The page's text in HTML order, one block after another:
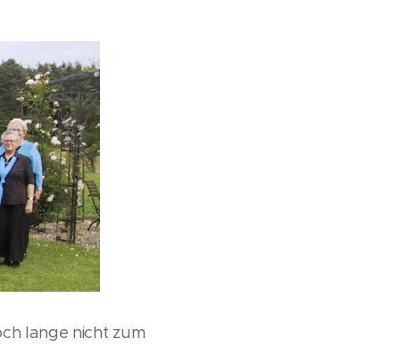
lange nicht zum